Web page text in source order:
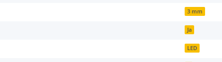
3 mm
Ja
LED